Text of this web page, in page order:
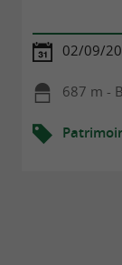
02/09/
687 m -